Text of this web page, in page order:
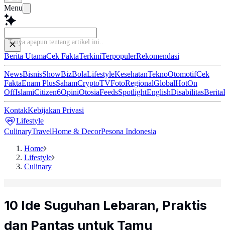
Menu
Tanya
Berita UtamaCek FaktaTerkiniTerpopulerRekomendasi
NewsBisnisShowBizBolaLifestyleKesehatanTeknoOtomotifCek
FaktaEnam PlusSahamCryptoTVFotoRegionalGlobalHotOn
OffIslamiCitizen6OpiniOtosiaFeedsSpotlightEnglishDisabilitasBerita
KontakKebijakan Privasi
Lifestyle
CulinaryTravelHome & DecorPesona Indonesia
Home
Lifestyle
Culinary
10 Ide Suguhan Lebaran, Praktis
dan Pantas untuk Tamu